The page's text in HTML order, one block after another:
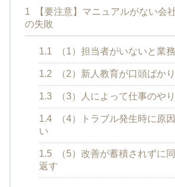
1
【要注意】マニュアルがない会
の失敗
1.1 （1）担当者がいないと業
1.2 （2）新人教育が口頭ばか
1.3 （3）人によって仕事のや
1.4
（4）トラブル発生時に原
い
1.5
（5）改善が蓄積されずに
返す